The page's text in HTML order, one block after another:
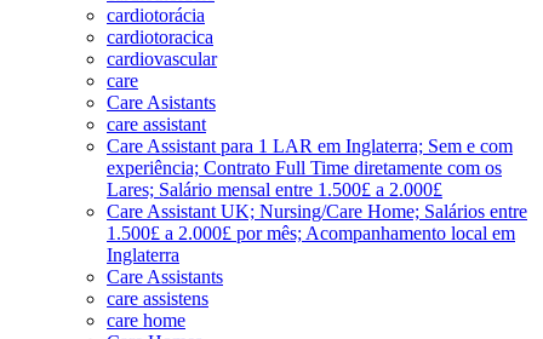
cardiotorácia
cardiotoracica
cardiovascular
care
Care Asistants
care assistant
Care Assistant para 1 LAR em Inglaterra; Sem e com
experiência; Contrato Full Time diretamente com os
Lares; Salário mensal entre 1.500£ a 2.000£
Care Assistant UK; Nursing/Care Home; Salários entre
1.500£ a 2.000£ por mês; Acompanhamento local em
Inglaterra
Care Assistants
care assistens
care home